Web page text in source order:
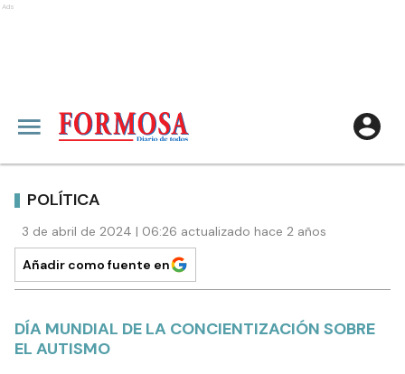
Ads
POLÍTICA
3 de abril de 2024 | 06:26 actualizado hace 2 años
Añadir como fuente en
DÍA MUNDIAL DE LA CONCIENTIZACIÓN SOBRE
EL AUTISMO